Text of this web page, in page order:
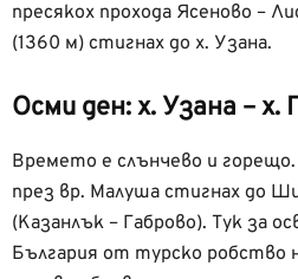
пресякох прохода Ясеново –
(1360 м) стигнах до х. Узана.
Осми ден: х. Узана – х.
Времето е слънчево и
през вр. Малуша стигнах до
(Казанлък – Габрово). Тук за
България от турско робство